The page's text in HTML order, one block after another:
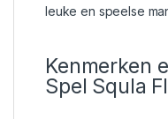
leuke en speelse
Kenmerken
Spel Squla